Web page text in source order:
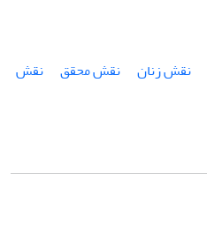
نقش زنان نقش محقق
نقش